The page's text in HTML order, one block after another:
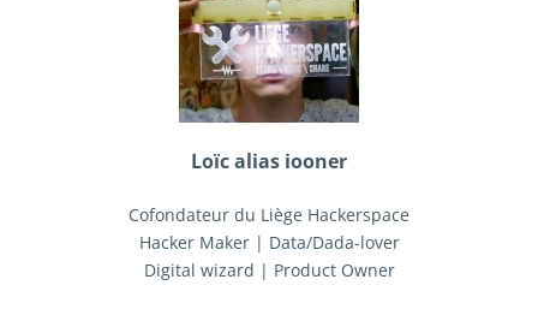
Loïc alias iooner
Cofondateur du Liège Hackerspace
Hacker Maker | Data/Dada-lover
Digital wizard | Product Owner